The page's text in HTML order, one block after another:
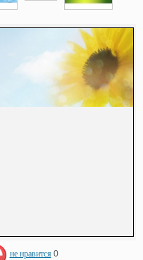
не нравится 0